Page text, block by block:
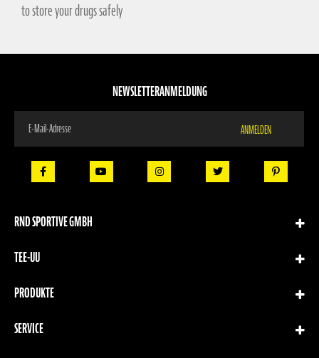
to store your drugs safely
NEWSLETTERANMELDUNG
sich
Newsletter
ANMELDEN
RND SPORTIVE GMBH
TEE-UU
PRODUKTE
SERVICE